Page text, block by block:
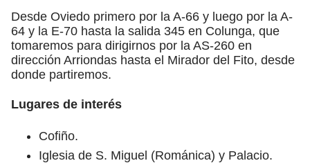
Desde Oviedo primero por la A-66 y luego por la A-
64 y la E-70 hasta la salida 345 en Colunga, que
tomaremos para dirigirnos por la AS-260 en
dirección Arriondas hasta el Mirador del Fito, desde
donde partiremos.
Lugares de interés
Cofiño.
Iglesia de S. Miguel (Románica) y Palacio.